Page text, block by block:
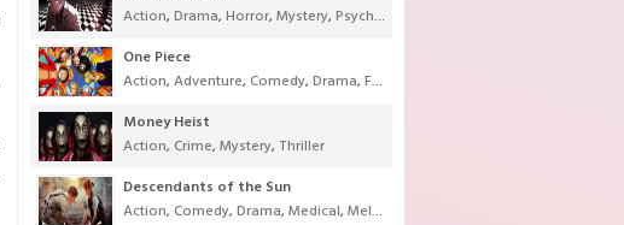
Action, Drama, Horror, Mystery, Psychological
One Piece
Action, Adventure, Comedy, Drama, Fantasy
Money Heist
Action, Crime, Mystery, Thriller
Descendants of the Sun
Action, Comedy, Drama, Medical, Melodrama